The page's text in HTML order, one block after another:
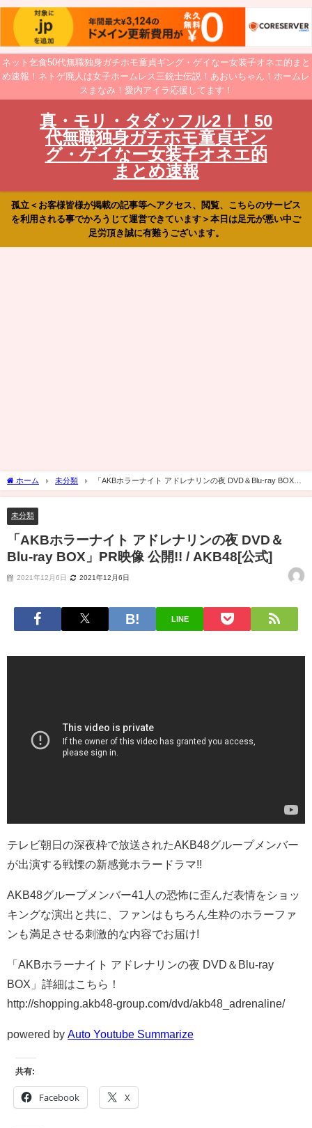
ネット乞食50代無職独身ガチホモ童貞ギング・ゲイなー女装子オネエ的まと
め速報！ネトゲ廃人は女子ホームレス三銃士伝説！あおいちゃん！ホームレ
スまなみ！愛内アイラ応援してます！
真・モリ・タダッフル2！！50
代無職独身ガチホモ童貞ギン
グ・ゲイなー女装子オネエ的
まとめ速報
孤立＜お客様皆様が掲載の記事等へアクセス、閲覧、こちらのサービス
を利用される事でかろうじて運営できています＞本日は足元が悪い中ご
足労頂き誠に有難うございます。
ホーム 未分類
「AKBホラーナイト アドレナリンの夜 DVD＆Blu-ray BOX」
PR映像 公開!! / AKB48[公式]
未分類
「AKBホラーナイト アドレナリンの夜 DVD＆
Blu-ray BOX」PR映像 公開!! / AKB48[公式]
2021年12月6日 2021年12月6日
LINE
テレビ朝日の深夜枠で放送されたAKB48グループメンバー
が出演する戦慄の新感覚ホラードラマ!!
AKB48グループメンバー41人の恐怖に歪んだ表情をショッ
キングな演出と共に、ファンはもちろん生粋のホラーファ
ンも満足させる刺激的な内容でお届け!
「AKBホラーナイト アドレナリンの夜 DVD＆Blu-ray
BOX」詳細はこちら！
http://shopping.akb48-group.com/dvd/akb48_adrenaline/
powered by Auto Youtube Summarize
共有:
Facebook X